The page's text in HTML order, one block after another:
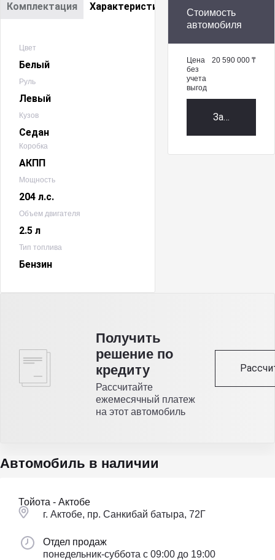
Комплектация Характеристики
Цвет
Белый
Руль
Левый
Кузов
Седан
Коробка
АКПП
Мощность
204 л.с.
Объем двигателя
2.5 л
Тип топлива
Бензин
Стоимость
автомобиля
Цена
без
учета
выгод
20 590 000 ₸
Получить
решение по
кредиту
Рассчитайте
ежемесячный платеж
на этот автомобиль
Автомобиль в наличии
Тойота - Актобе
г. Актобе, пр. Санкибай батыра, 72Г
Отдел продаж
понедельник-суббота с 09:00 до 19:00